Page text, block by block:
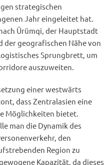
strategischen
Jahr eingeleitet hat.
Ürümqi, der Hauptstadt
der geografischen Nähe von
Sprungbrett, um
auszuweiten.
einer westwärts
dass Zentralasien eine
Möglichkeiten bietet.
man die Dynamik des
den
Region zu
Kapazität, da dieses